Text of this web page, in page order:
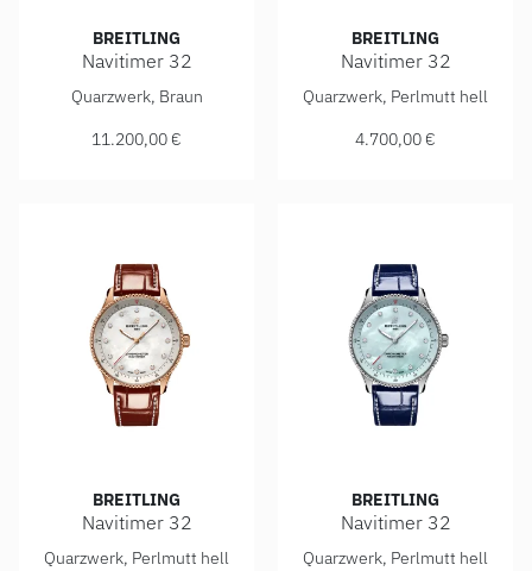
BREITLING
Navitimer 32
Breitling Navitimer 32, Ref: R77320E31Q1P1, Preis:
Quarzwerk, Braun
11.200,00 €
BREITLING
Navitimer 32
Breitling Navitimer 32, Ref:
Quarzwerk, Perlmutt hell
4.700,00 €
BREITLING
Navitimer 32
Breitling Navitimer 32, Ref: R77320E61A1P1, Preis:
Quarzwerk, Perlmutt hell
BREITLING
Navitimer 32
Breitling Navitimer 32, Ref:
Quarzwerk, Perlmutt hell